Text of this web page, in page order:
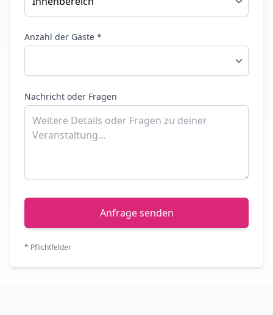
Anzahl der Gäste *
Nachricht oder Fragen
Anfrage senden
* Pflichtfelder